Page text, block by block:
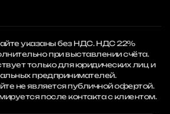
указаны без НДС. НДС 22%
при выставлении счёта.
только для юридических лиц и
предпринимателей.
не является публичной офертой.
после контакта с клиентом.